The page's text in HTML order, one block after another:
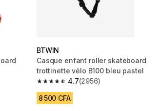
BTWIN
Casque enfant roller skateboard
trottinette vélo B100 bleu pastel
4.7
4.7 out of 5 stars from 2956 reviews
(2956)
8 500 CFA